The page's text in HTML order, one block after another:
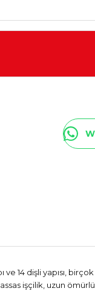
14 dişli yapısı,
işçilik, uzun ömürlü